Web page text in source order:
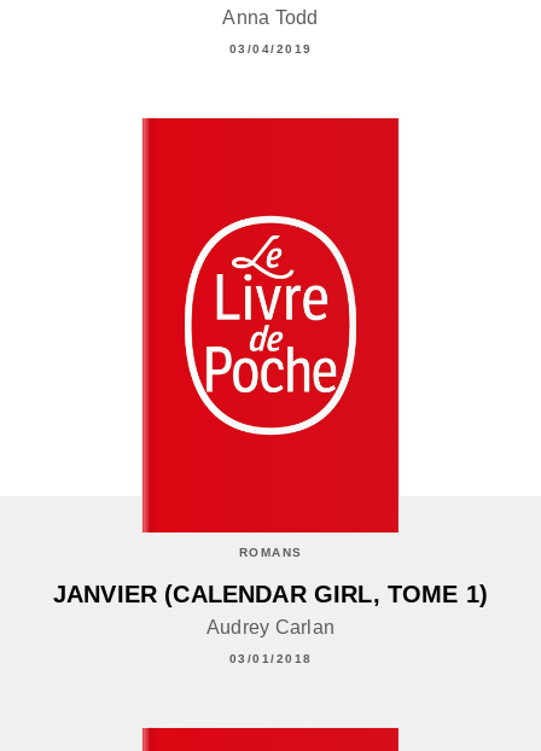
Anna Todd
03/04/2019
ROMANS
JANVIER (CALENDAR GIRL, TOME 1)
Audrey Carlan
03/01/2018